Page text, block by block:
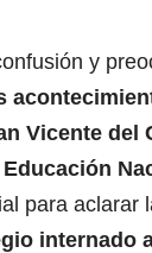
y
Vicente del
para aclarar
internado